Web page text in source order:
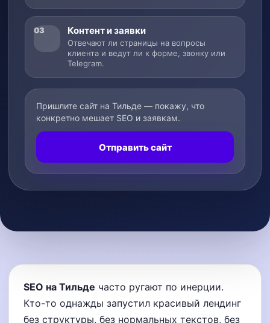
03 Контент и заявки
Отвечают ли страницы на вопросы
клиента и ведут ли к форме, звонку или
Telegram.
Пришлите сайт на Тильде — покажу, что
конкретно мешает SEO и заявкам.
Отправить сайт
SEO на Тильде часто ругают по инерции.
Кто-то однажды запустил красивый лендинг
без структуры, без нормальных текстов, без